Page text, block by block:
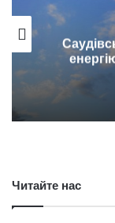
Читайте нас